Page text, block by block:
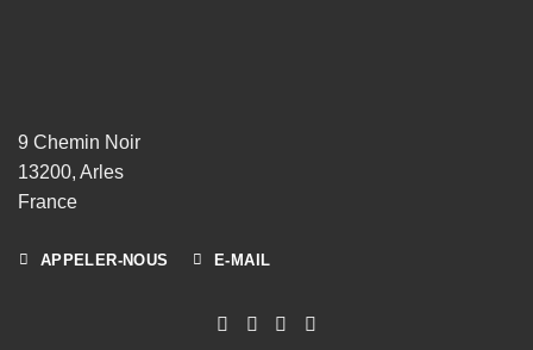
9 Chemin Noir
13200, Arles
France
APPELER-NOUS E-MAIL